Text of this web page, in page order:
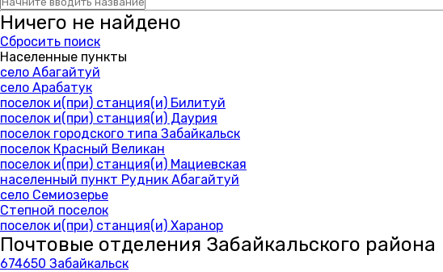
Ничего не найдено
Сбросить поиск
Населенные пункты
село Абагайтуй
село Арабатук
поселок и(при) станция(и) Билитуй
поселок и(при) станция(и) Даурия
поселок городского типа Забайкальск
поселок Красный Великан
поселок и(при) станция(и) Мациевская
населенный пункт Рудник Абагайтуй
село Семиозерье
Степной поселок
поселок и(при) станция(и) Харанор
Почтовые отделения Забайкальского района
674650 Забайкальск